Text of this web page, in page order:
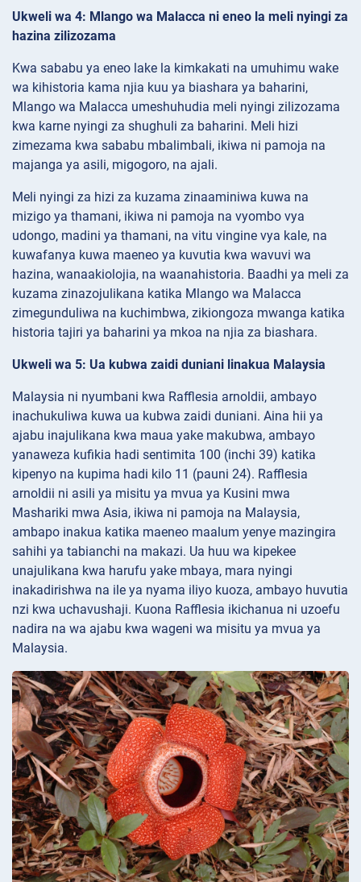
Ukweli wa 4: Mlango wa Malacca ni eneo la meli nyingi za
hazina zilizozama
Kwa sababu ya eneo lake la kimkakati na umuhimu wake
wa kihistoria kama njia kuu ya biashara ya baharini,
Mlango wa Malacca umeshuhudia meli nyingi zilizozama
kwa karne nyingi za shughuli za baharini. Meli hizi
zimezama kwa sababu mbalimbali, ikiwa ni pamoja na
majanga ya asili, migogoro, na ajali.
Meli nyingi za hizi za kuzama zinaaminiwa kuwa na
mizigo ya thamani, ikiwa ni pamoja na vyombo vya
udongo, madini ya thamani, na vitu vingine vya kale, na
kuwafanya kuwa maeneo ya kuvutia kwa wavuvi wa
hazina, wanaakiolojia, na waanahistoria. Baadhi ya meli za
kuzama zinazojulikana katika Mlango wa Malacca
zimegunduliwa na kuchimbwa, zikiongoza mwanga katika
historia tajiri ya baharini ya mkoa na njia za biashara.
Ukweli wa 5: Ua kubwa zaidi duniani linakua Malaysia
Malaysia ni nyumbani kwa Rafflesia arnoldii, ambayo
inachukuliwa kuwa ua kubwa zaidi duniani. Aina hii ya
ajabu inajulikana kwa maua yake makubwa, ambayo
yanaweza kufikia hadi sentimita 100 (inchi 39) katika
kipenyo na kupima hadi kilo 11 (pauni 24). Rafflesia
arnoldii ni asili ya misitu ya mvua ya Kusini mwa
Mashariki mwa Asia, ikiwa ni pamoja na Malaysia,
ambapo inakua katika maeneo maalum yenye mazingira
sahihi ya tabianchi na makazi. Ua huu wa kipekee
unajulikana kwa harufu yake mbaya, mara nyingi
inakadirishwa na ile ya nyama iliyo kuoza, ambayo huvutia
nzi kwa uchavushaji. Kuona Rafflesia ikichanua ni uzoefu
nadira na wa ajabu kwa wageni wa misitu ya mvua ya
Malaysia.